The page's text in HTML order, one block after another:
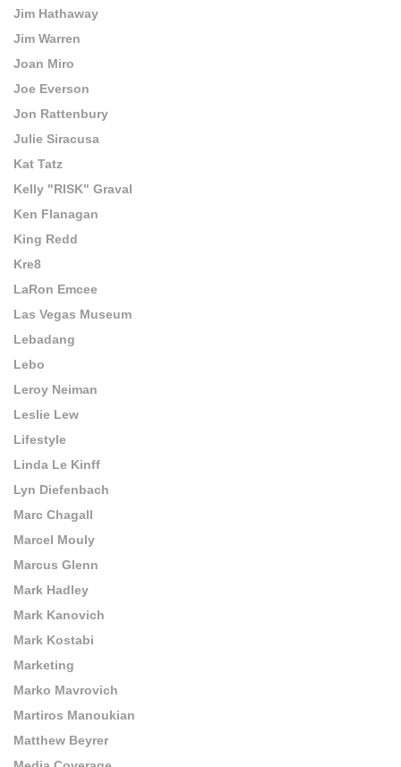
Jim Hathaway
Jim Warren
Joan Miro
Joe Everson
Jon Rattenbury
Julie Siracusa
Kat Tatz
Kelly "RISK" Graval
Ken Flanagan
King Redd
Kre8
LaRon Emcee
Las Vegas Museum
Lebadang
Lebo
Leroy Neiman
Leslie Lew
Lifestyle
Linda Le Kinff
Lyn Diefenbach
Marc Chagall
Marcel Mouly
Marcus Glenn
Mark Hadley
Mark Kanovich
Mark Kostabi
Marketing
Marko Mavrovich
Martiros Manoukian
Matthew Beyrer